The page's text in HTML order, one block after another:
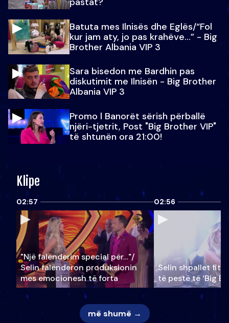
Batuta mes Ilnisës dhe Eglës/“Fol
kur jam aty, jo pas krahëve…” - Big
Brother Albania VIP 3
Sara bisedon me Bardhin pas
diskutimit me Ilnisën - Big Brother
Albania VIP 3
Promo l Banorët sërish përballë
njëri-tjetrit, Post "Big Brother VIP"
të shtunën ora 21:00!
Klipe
02:57
"Një falenderim special për…"/
Selin falënderon produksionin
mes emocionesh të forta
02:56
Selin shpallet
të pestë të ‘Big
më shumë →